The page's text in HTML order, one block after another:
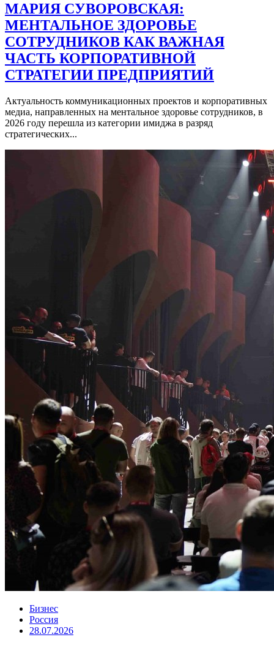
МАРИЯ СУВОРОВСКАЯ:
МЕНТАЛЬНОЕ ЗДОРОВЬЕ
СОТРУДНИКОВ КАК ВАЖНАЯ
ЧАСТЬ КОРПОРАТИВНОЙ
СТРАТЕГИИ ПРЕДПРИЯТИЙ
Актуальность коммуникационных проектов и корпоративных
медиа, направленных на ментальное здоровье сотрудников, в
2026 году перешла из категории имиджа в разряд
стратегических...
Бизнес
Россия
28.07.2026